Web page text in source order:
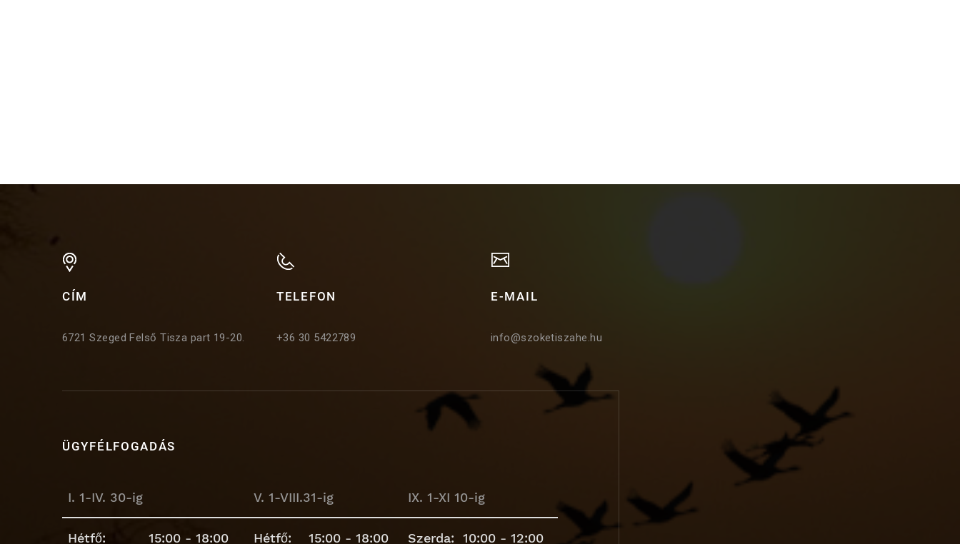
CÍM
6721 Szeged Felső Tisza part 19-20.
TELEFON
+36 30 5422789
E-MAIL
info@szoketiszahe.hu
ÜGYFÉLFOGADÁS
I. 1-IV. 30-ig V. 1-VIII.31-ig IX. 1-XI 10-ig
Hétfő: 15:00 - 18:00 Hétfő: 15:00 - 18:00 Szerda: 10:00 - 12:00